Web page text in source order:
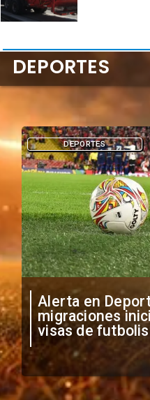
Alerta en
migraciones
visas de
DEPORTES
DEPORTES